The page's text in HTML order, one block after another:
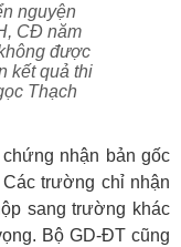
nguyện
CĐ năm
được
kết quả thi
Thạch
nhận bản gốc
trường chỉ nhận
sang trường khác
Bộ GD-ĐT cũng